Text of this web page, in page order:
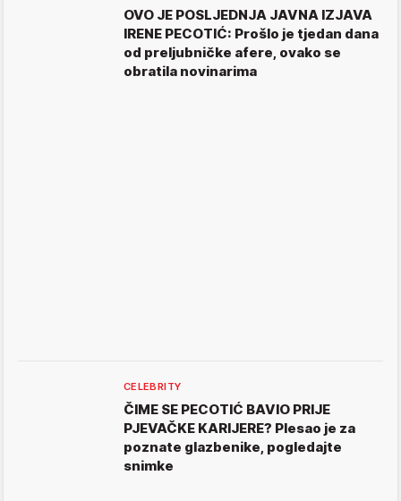
OVO JE POSLJEDNJA JAVNA IZJAVA
IRENE PECOTIĆ: Prošlo je tjedan dana
od preljubničke afere, ovako se
obratila novinarima
CELEBRITY
ČIME SE PECOTIĆ BAVIO PRIJE
PJEVAČKE KARIJERE? Plesao je za
poznate glazbenike, pogledajte
snimke